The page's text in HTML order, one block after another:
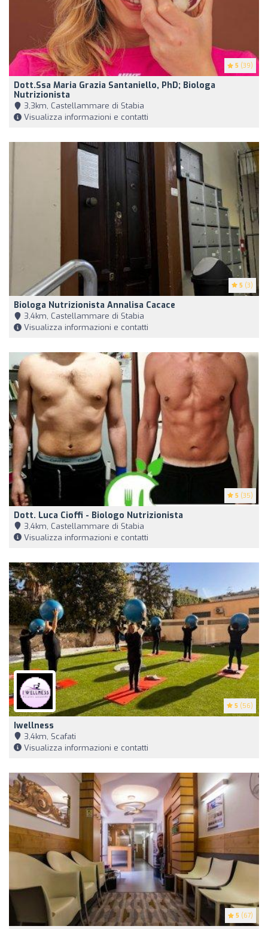
5 (39)
Dott.ssa Maria Grazia Santaniello, PhD; Biologa
Nutrizionista
3,3km, Castellammare di Stabia
Visualizza informazioni e contatti
5 (3)
Biologa Nutrizionista Annalisa Cacace
3,4km, Castellammare di Stabia
Visualizza informazioni e contatti
5 (35)
Dott. Luca Cioffi - Biologo Nutrizionista
3,4km, Castellammare di Stabia
Visualizza informazioni e contatti
5 (56)
Iwellness
3,4km, Scafati
Visualizza informazioni e contatti
5 (67)